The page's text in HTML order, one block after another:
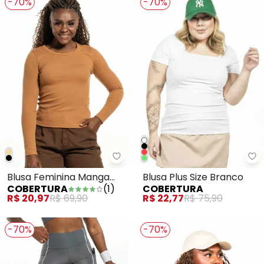
Blusa Feminina Manga
Longa Bege
COBERTURA (1)
R$ 20,97R$ 69,90
Blusa Plus Size Branco
COBERTURA
R$ 22,77R$ 75,90
-70% -70%